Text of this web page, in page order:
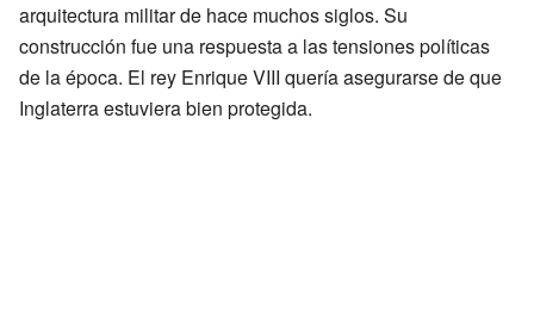
arquitectura militar de hace muchos siglos. Su
construcción fue una respuesta a las tensiones políticas
de la época. El rey Enrique VIII quería asegurarse de que
Inglaterra estuviera bien protegida.